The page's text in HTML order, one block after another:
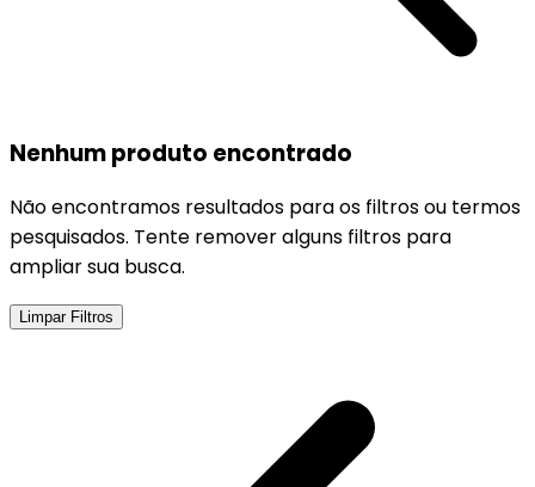
Nenhum produto encontrado
Não encontramos resultados para os filtros ou termos
pesquisados. Tente remover alguns filtros para
ampliar sua busca.
Limpar Filtros